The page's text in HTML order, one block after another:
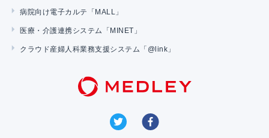
病院向け電子カルテ「MALL」
医療・介護連携システム「MINET」
クラウド産婦人科業務支援システム「@link」